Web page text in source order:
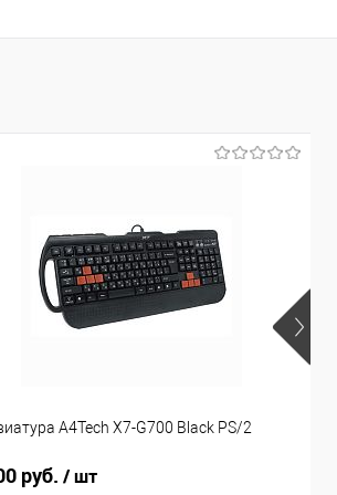
A4Tech X7-G700 Black PS/2
руб. / шт